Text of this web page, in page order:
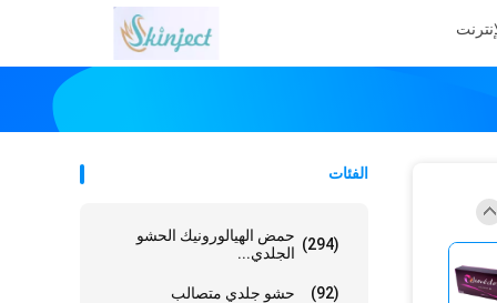
الفئات
حمض الهيالورونيك الحشو
الجلدي...
(294)
حشو جلدي متصالب (92)